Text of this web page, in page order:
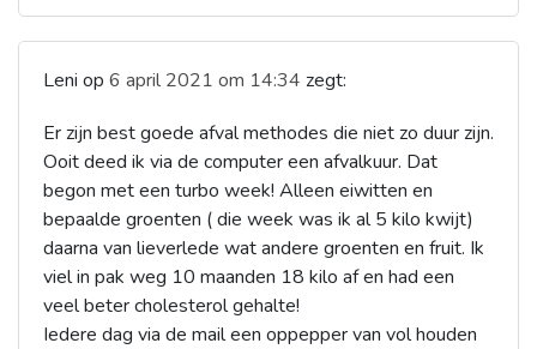
Leni op 6 april 2021 om 14:34 zegt:
Er zijn best goede afval methodes die niet zo duur zijn.
Ooit deed ik via de computer een afvalkuur. Dat
begon met een turbo week! Alleen eiwitten en
bepaalde groenten ( die week was ik al 5 kilo kwijt)
daarna van lieverlede wat andere groenten en fruit. Ik
viel in pak weg 10 maanden 18 kilo af en had een
veel beter cholesterol gehalte!
Iedere dag via de mail een oppepper van vol houden